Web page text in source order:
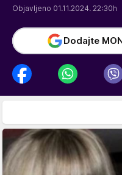
Objavljeno 01.11.2024. 22:30h
Dodajte